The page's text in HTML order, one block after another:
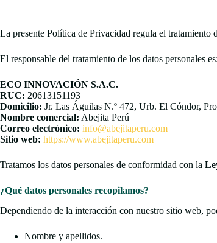
La presente Política de Privacidad regula el tratamiento
El responsable del tratamiento de los datos personales es:
ECO INNOVACIÓN S.A.C.
RUC: 20613151193
Domicilio: Jr. Las Águilas N.º 472, Urb. El Cóndor,
Nombre comercial: Abejita Perú
Correo electrónico: info@abejitaperu.com
Sitio web: https://www.abejitaperu.com
Tratamos los datos personales de conformidad con la
¿Qué datos personales recopilamos?
Dependiendo de la interacción con nuestro sitio web,
Nombre y apellidos.